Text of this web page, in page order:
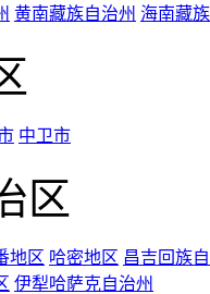
黄南藏族自治州 海南藏
中卫市
区
地区 哈密地区 昌吉回族
伊犁哈萨克自治州